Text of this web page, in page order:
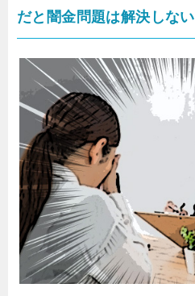
だと闇金問題は解決しない